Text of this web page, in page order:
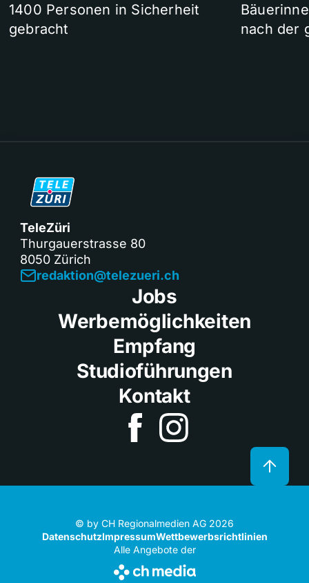
1400 Personen in Sicherheit
gebracht
nach der
TeleZüri
Thurgauerstrasse 80
8050 Zürich
redaktion@telezueri.ch
Jobs
Werbemöglichkeiten
Empfang
Studioführungen
Kontakt
© by CH Regionalmedien AG 2026
DatenschutzImpressumWettbewerbsrichtlinien
Alle Angebote der